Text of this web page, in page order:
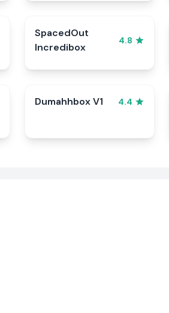
SpacedOut
Incredibox
4.8
Dumahhbox V1 4.4